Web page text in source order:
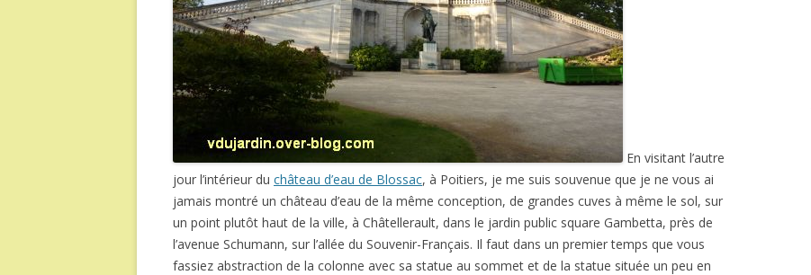
En visitant l’autre
jour l’intérieur du château d’eau de Blossac, à Poitiers, je me suis souvenue que je ne vous ai
jamais montré un château d’eau de la même conception, de grandes cuves à même le sol, sur
un point plutôt haut de la ville, à Châtellerault, dans le jardin public square Gambetta, près de
l’avenue Schumann, sur l’allée du Souvenir-Français. Il faut dans un premier temps que vous
fassiez abstraction de la colonne avec sa statue au sommet et de la statue située un peu en